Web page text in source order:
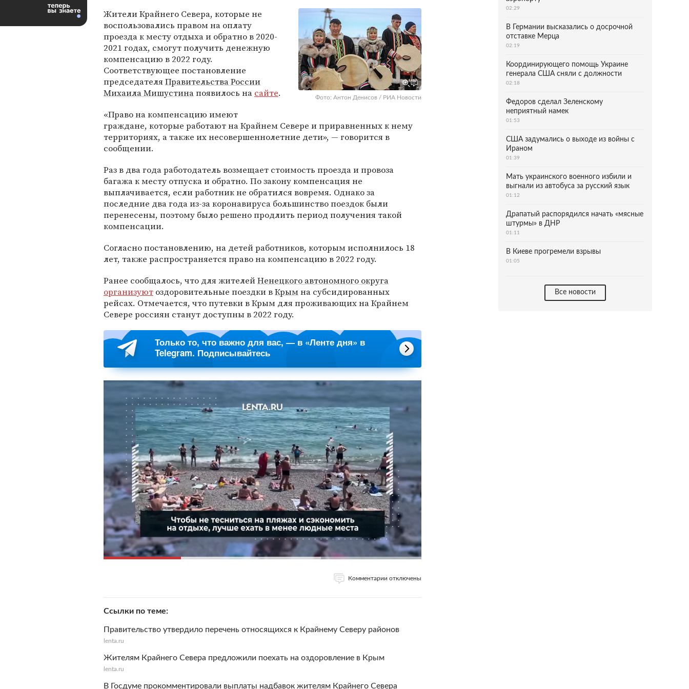
Фото: Антон Денисов / РИА Новости
Жители Крайнего Севера, которые не
воспользовались правом на оплату
проезда к месту отдыха и обратно в 2020-
2021 годах, смогут получить денежную
компенсацию в 2022 году.
Соответствующее постановление
председателяПравительства России
Михаила Мишустинапоявилось на сайте.
«Право на компенсацию имеют
граждане, которые работают на Крайнем Севере и приравненных к нему
территориях, а также их несовершеннолетние дети», — говорится в
сообщении.
Раз в два года работодатель возмещает стоимость проезда и провоза
багажа к месту отпуска и обратно. По закону компенсация не
выплачивается, если работник не обратился вовремя. Однако за
последние два года из-за коронавируса большинство поездок были
перенесены, поэтому было решено продлить период получения такой
компенсации.
Согласно постановлению, на детей работников, которым исполнилось 18
лет, также распространяется право на компенсацию в 2022 году.
Ранее сообщалось, что для жителейНенецкого автономного округа
организуют оздоровительные поездки вКрымна субсидированных
рейсах. Отмечается, что путевки в Крым для проживающих на Крайнем
Севере россиян станут доступны в 2022 году.
Только то, что важно для вас, — в «Ленте дня» в
Telegram. Подписывайтесь
Комментарии отключены
Ссылки по теме
Правительство утвердило перечень относящихся к Крайнему Северу районов
lenta.ru
Жителям Крайнего Севера предложили поехать на оздоровление в Крым
lenta.ru
В Госдуме прокомментировали выплаты надбавок жителям Крайнего Севера
02:29
В Германии высказались о досрочной
отставке Мерца
02:19
Координирующего помощь Украине
генерала США сняли с должности
02:18
Федоров сделал Зеленскому
неприятный намек
01:53
США задумались о выходе из войны с
Ираном
01:39
Мать украинского военного избили и
выгнали из автобуса за русский язык
01:12
Драпатый распорядился начать «мясные
штурмы» в ДНР
01:11
В Киеве прогремели взрывы
01:05
Все новости